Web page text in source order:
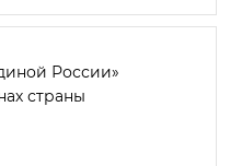
России»
страны